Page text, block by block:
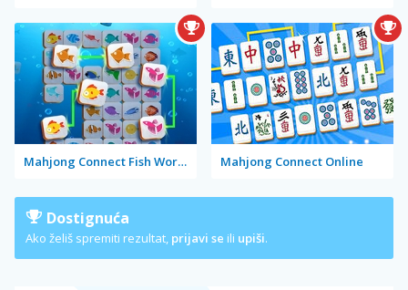
Mahjong Connect Fish World Mahjong Connect Online
Dostignuća
Ako želiš spremiti rezultat, prijavi se ili upiši.